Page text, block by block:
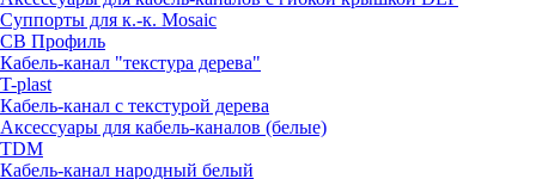
Суппорты для к.-к. Mosaic
СВ Профиль
Кабель-канал "текстура дерева"
T-plast
Кабель-канал с текстурой дерева
Аксессуары для кабель-каналов (белые)
TDM
Кабель-канал народный белый